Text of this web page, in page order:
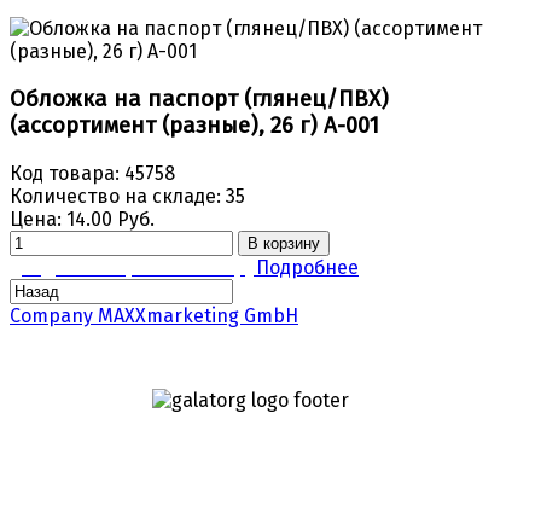
Обложка на паспорт (глянец/ПВХ)
(ассортимент (разные), 26 г) A-001
Код товара: 45758
Количество на складе: 35
Цена: 14.00 Руб.
В корзину
Подробнее
Company MAXXmarketing GmbH